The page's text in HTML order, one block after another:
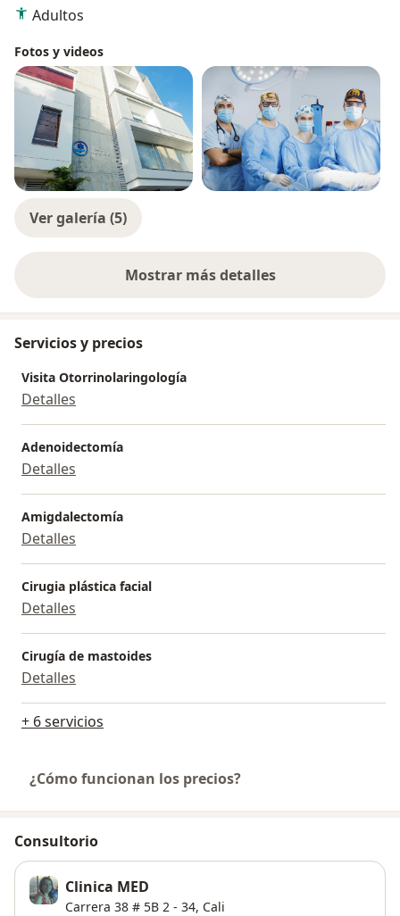
Adultos
Fotos y videos
Ver galería (5)
Mostrar más detalles
sobre la experiencia
Servicios y precios
Visita Otorrinolaringología
Detalles
Adenoidectomía
Detalles
Amigdalectomía
Detalles
Cirugia plástica facial
Detalles
Cirugía de mastoides
Detalles
+ 6 servicios
¿Cómo funcionan los precios?
Consultorio
Clinica MED
Carrera 38 # 5B 2 - 34, Cali